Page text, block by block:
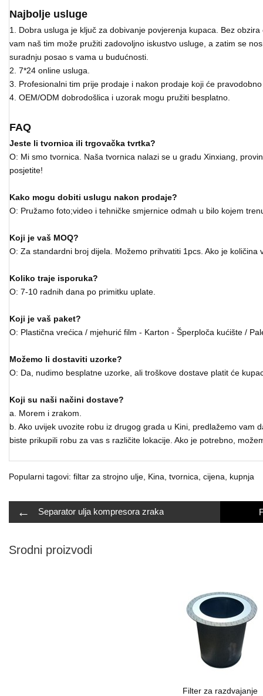
Najbolje usluge
1. Dobra usluga je ključ za dobivanje povjerenja kupaca. Bez
vam naš tim može pružiti zadovoljno iskustvo usluge, a zatim se
suradnju posao s vama u budućnosti.
2. 7*24 online usluga.
3. Profesionalni tim prije prodaje i nakon prodaje koji će
4. OEM/ODM dobrodošlica i uzorak mogu pružiti besplatno.
FAQ
Jeste li tvornica ili trgovačka tvrtka?
O: Mi smo tvornica. Naša tvornica nalazi se u gradu Xinxiang,
posjetite!
Kako mogu dobiti uslugu nakon prodaje?
O: Pružamo foto;video i tehničke smjernice odmah u bilo kojem
Koji je vaš MOQ?
O: Za standardni broj dijela. Možemo prihvatiti 1pcs. Ako je količina
Koliko traje isporuka?
O: 7-10 radnih dana po primitku uplate.
Koji je vaš paket?
O: Plastična vrećica / mjehurić film - Karton - Šperploča kućište /
Možemo li dostaviti uzorke?
O: Da, nudimo besplatne uzorke, ali troškove dostave platit će
Koji su naši načini dostave?
a. Morem i zrakom.
b. Ako uvijek uvozite robu iz drugog grada u Kini, predlažemo vam
biste prikupili robu za vas s različite lokacije. Ako je potrebno,
Popularni tagovi: filtar za strojno ulje, Kina, tvornica, cijena, kupnja
← Separator ulja kompresora zraka
Srodni proizvodi
Filter za razdvajanje